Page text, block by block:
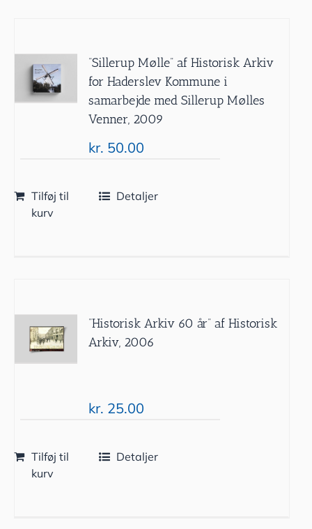
”Sillerup Mølle” af Historisk Arkiv
for Haderslev Kommune i
samarbejde med Sillerup Mølles
Venner, 2009
kr. 50.00
Tilføj til
kurv
Detaljer
”Historisk Arkiv 60 år” af Historisk
Arkiv, 2006
kr. 25.00
Tilføj til
kurv
Detaljer